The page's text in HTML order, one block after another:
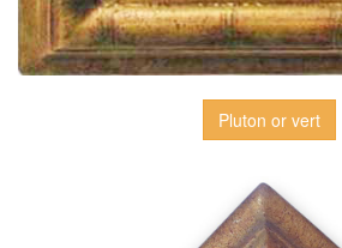
Pluton or vert